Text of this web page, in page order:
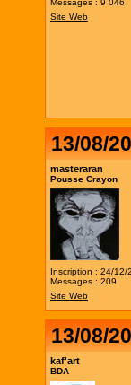
Messages : 9 046
Site Web
13/08/
masteraran
Pousse Crayon
Inscription : 24/12/
Messages : 209
Site Web
13/08/
kaf'art
BDA